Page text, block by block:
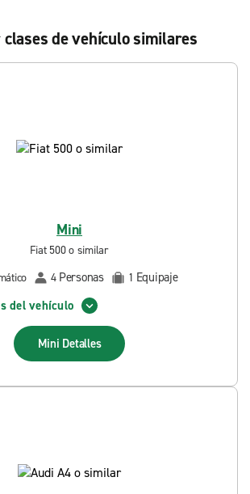
de vehículo similares
Mini
Fiat 500 o similar
4 Personas 1 Equipaje
del vehículo
Mini Detalles